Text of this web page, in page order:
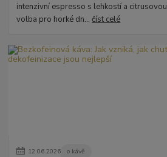
intenzivní espresso s lehkostí a
volba pro horké dn...číst celé
12.06.2026 o kávě